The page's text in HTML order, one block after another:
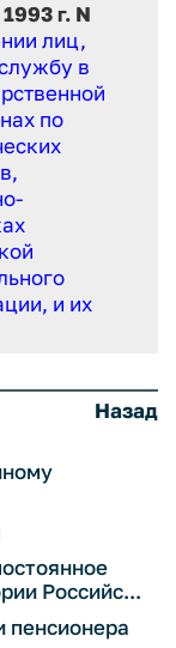
г. N
лиц,
в
по
и их
Назад
Российс...
пенсионера